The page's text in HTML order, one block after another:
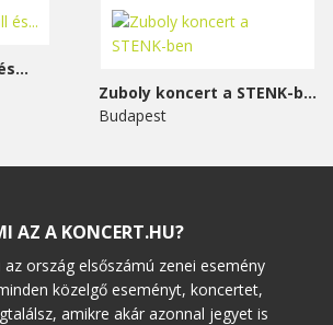
Zuboly koncert a STENK-ben
Budapest
AZ A KONCERT.HU?
az ország elsőszámú zenei esemény
közelgő eseményt, koncertet,
amikre akár azonnal jegyet is